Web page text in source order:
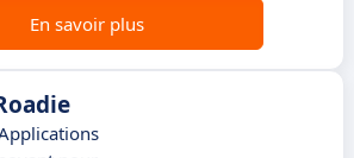
En savoir plus